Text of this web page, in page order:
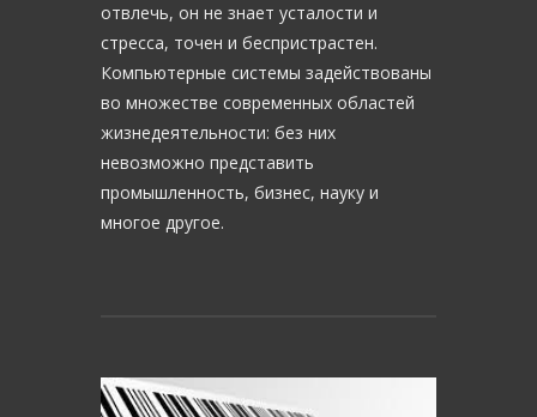
отвлечь, он не знает усталости и
стресса, точен и беспристрастен.
Компьютерные системы задействованы
во множестве современных областей
жизнедеятельности: без них
невозможно представить
промышленность, бизнес, науку и
многое другое.